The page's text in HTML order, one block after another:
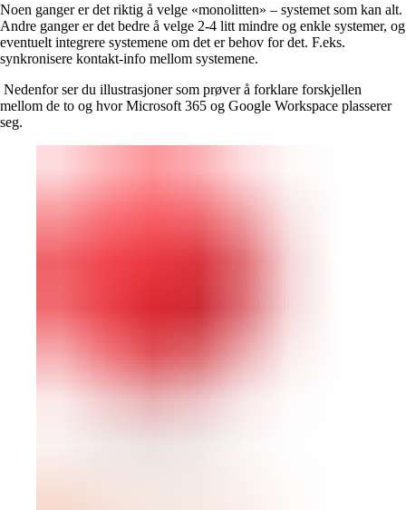
Noen ganger er det riktig å velge «monolitten» – systemet som kan alt.
Andre ganger er det bedre å velge 2-4 litt mindre og enkle systemer, og
eventuelt integrere systemene om det er behov for det. F.eks.
synkronisere kontakt-info mellom systemene.
Nedenfor ser du illustrasjoner som prøver å forklare forskjellen
mellom de to og hvor Microsoft 365 og Google Workspace plasserer
seg.